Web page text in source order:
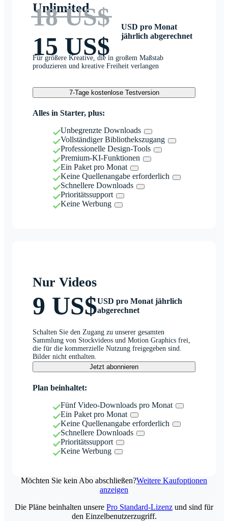
Unlimited
18 US$
15 US$
USD pro Monat
jährlich abgerechnet
Für größere Kreative, die in großem Maßstab
produzieren und kreative Freiheit verlangen
7-Tage kostenlose Testversion
Alles in Starter, plus:
Unbegrenzte Downloads
Vollständiger Bibliothekszugang
Professionelle Design-Tools
Premium-KI-Funktionen
Ein Paket pro Monat
Keine Quellenangabe erforderlich
Schnellere Downloads
Prioritätssupport
Keine Werbung
Nur Videos
9 US$USD pro Monat jährlich
abgerechnet
Schalten Sie den Zugang zu unserer gesamten
Sammlung von Stockvideos und Motion Graphics frei,
die für die kommerzielle Nutzung freigegeben sind.
Bilder nicht enthalten.
Jetzt abonnieren
Plan beinhaltet:
Fünf Video-Downloads pro Monat
Ein Paket pro Monat
Keine Quellenangabe erforderlich
Schnellere Downloads
Prioritätssupport
Keine Werbung
Möchten Sie kein Abo abschließen?Weitere Kaufoptionen
anzeigen
Die Pläne beinhalten unsere Pro Standard-Lizenz und sind für
den Einzelbenutzerzugriff.